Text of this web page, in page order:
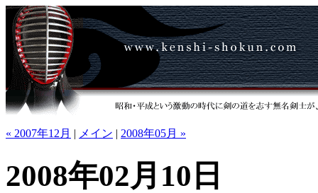
« 2007年12月 | メイン | 2008年05月 »
2008年02月10日